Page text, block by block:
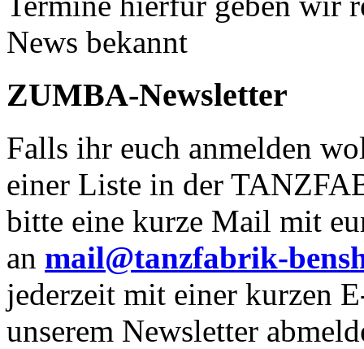
News bekannt
ZUMBA-Newsletter
Falls ihr euch anmelden
einer Liste in der
bitte eine kurze Mail mit
an mail@tanzfabrik-
jederzeit mit einer kurzen
unserem Newsletter